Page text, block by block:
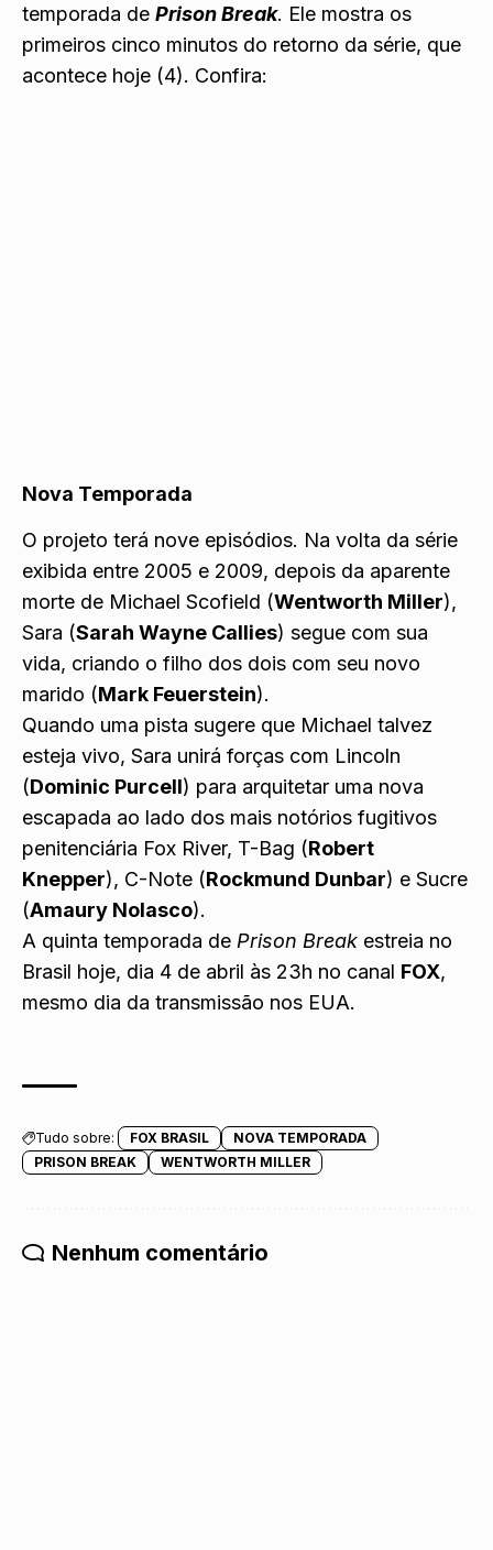
temporada de Prison Break. Ele mostra os
primeiros cinco minutos do retorno da série, que
acontece hoje (4). Confira:
Nova Temporada
O projeto terá nove episódios. Na volta da série
exibida entre 2005 e 2009, depois da aparente
morte de Michael Scofield (Wentworth Miller),
Sara (Sarah Wayne Callies) segue com sua
vida, criando o filho dos dois com seu novo
marido (Mark Feuerstein).
Quando uma pista sugere que Michael talvez
esteja vivo, Sara unirá forças com Lincoln
(Dominic Purcell) para arquitetar uma nova
escapada ao lado dos mais notórios fugitivos
penitenciária Fox River, T-Bag (Robert
Knepper), C-Note (Rockmund Dunbar) e Sucre
(Amaury Nolasco).
A quinta temporada de Prison Break estreia no
Brasil hoje, dia 4 de abril às 23h no canal FOX,
mesmo dia da transmissão nos EUA.
Tudo sobre: FOX BRASIL
NOVA TEMPORADA
PRISON BREAK
WENTWORTH MILLER
Nenhum comentário